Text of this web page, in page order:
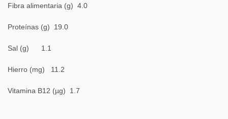
Fibra alimentaria (g) 4.0
Proteínas (g) 19.0
Sal (g) 1.1
Hierro (mg) 11.2
Vitamina B12 (µg) 1.7